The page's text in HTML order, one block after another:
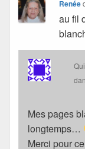
Renée
au fil
Mes pages
longtemps…
Merci pour